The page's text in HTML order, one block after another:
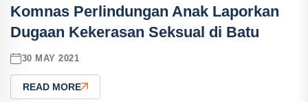
Komnas Perlindungan Anak Laporkan
Dugaan Kekerasan Seksual di Batu
30 MAY 2021
READ MORE